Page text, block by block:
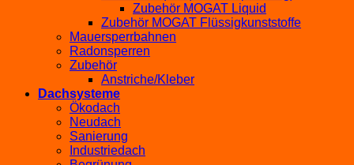
Zubehör MOGAT Liquid
Zubehör MOGAT Flüssigkunststoffe
Mauersperrbahnen
Radonsperren
Zubehör
Anstriche/Kleber
Dachsysteme
Ökodach
Neudach
Sanierung
Industriedach